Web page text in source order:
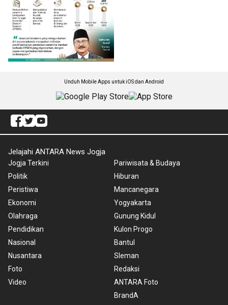
Unduh Mobile Apps untuk iOS dan Android
Jelajahi ANTARA News Jogja
Jogja Terkini
Politik
Peristiwa
Ekonomi
Olahraga
Pendidikan
Nasional
Nusantara
Foto
Video
Pariwisata & Budaya
Hiburan
Mancanegara
Yogyakarta
Gunung Kidul
Kulon Progo
Bantul
Sleman
Redaksi
ANTARA Foto
BrandA